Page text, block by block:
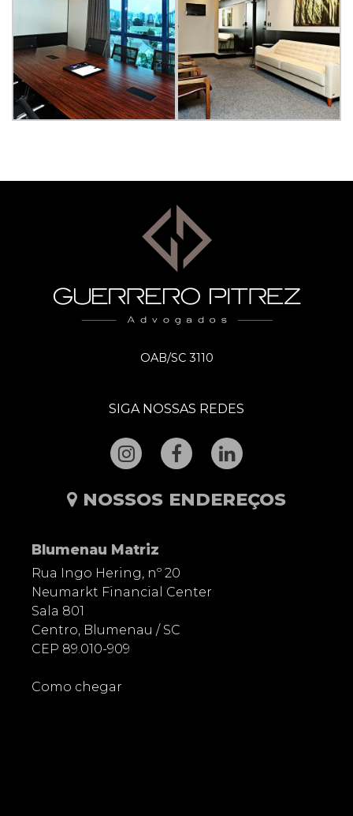
OAB/SC 3110
SIGA NOSSAS REDES
NOSSOS ENDEREÇOS
Blumenau Matriz
Rua Ingo Hering, nº 20
Neumarkt Financial Center
Sala 801
Centro, Blumenau / SC
CEP 89.010-909
Como chegar